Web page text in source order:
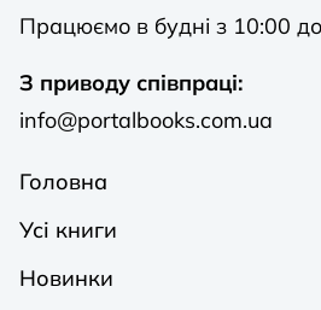
Працюємо в будні з 10:00
З приводу співпраці:
info@portalbooks.com.ua
Головна
Усі книги
Новинки